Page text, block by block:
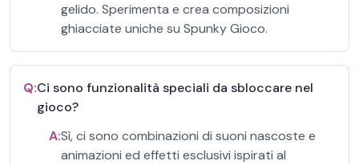
gelido. Sperimenta e crea composizioni
ghiacciate uniche su Spunky Gioco.
Q:Ci sono funzionalità speciali da sbloccare nel
gioco?
A:Sì, ci sono combinazioni di suoni nascoste e
animazioni ed effetti esclusivi ispirati al